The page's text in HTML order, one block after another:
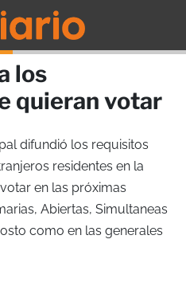
los
quieran votar
difundió los requisitos
residentes en la
en las próximas
Abiertas, Simultaneas
como en las generales